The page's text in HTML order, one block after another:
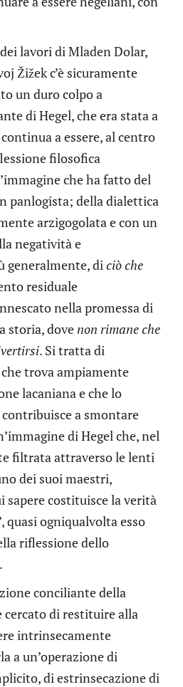
lavori di Mladen Dolar,
Žižek c’è sicuramente
un duro colpo a
di Hegel, che era stata a
a essere, al centro
filosofica
che ha fatto del
panlogista; della dialettica
arzigogolata e con un
negatività e
generalmente, diciò che
residuale
nella promessa di
storia, dovenon rimane che
. Si tratta di
trova ampiamente
lacaniana e che lo
a smontare
di Hegel che, nel
filtrata attraverso le lenti
dei suoi maestri,
sapere costituisce la verità
quasi ogniqualvolta esso
riflessione dello
conciliante della
cercato di restituire alla
intrinsecamente
a un’operazione di
di estrinsecazione di